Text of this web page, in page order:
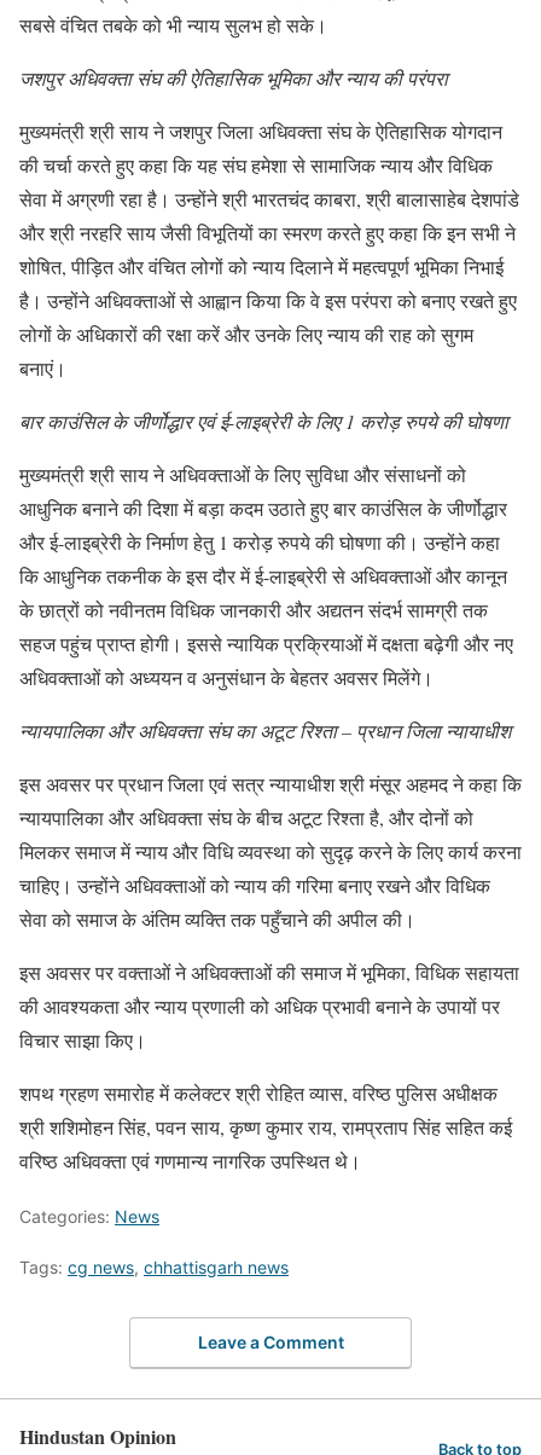
सबसे वंचित तबके को भी न्याय सुलभ हो सके।
जशपुर अधिवक्ता संघ की ऐतिहासिक भूमिका और न्याय की परंपरा
मुख्यमंत्री श्री साय ने जशपुर जिला अधिवक्ता संघ के ऐतिहासिक योगदान
की चर्चा करते हुए कहा कि यह संघ हमेशा से सामाजिक न्याय और विधिक
सेवा में अग्रणी रहा है। उन्होंने श्री भारतचंद काबरा, श्री बालासाहेब देशपांडे
और श्री नरहरि साय जैसी विभूतियों का स्मरण करते हुए कहा कि इन सभी ने
शोषित, पीड़ित और वंचित लोगों को न्याय दिलाने में महत्वपूर्ण भूमिका निभाई
है। उन्होंने अधिवक्ताओं से आह्वान किया कि वे इस परंपरा को बनाए रखते हुए
लोगों के अधिकारों की रक्षा करें और उनके लिए न्याय की राह को सुगम
बनाएं।
बार काउंसिल के जीर्णोद्धार एवं ई-लाइब्रेरी के लिए 1 करोड़ रुपये की घोषणा
मुख्यमंत्री श्री साय ने अधिवक्ताओं के लिए सुविधा और संसाधनों को
आधुनिक बनाने की दिशा में बड़ा कदम उठाते हुए बार काउंसिल के जीर्णोद्धार
और ई-लाइब्रेरी के निर्माण हेतु 1 करोड़ रुपये की घोषणा की। उन्होंने कहा
कि आधुनिक तकनीक के इस दौर में ई-लाइब्रेरी से अधिवक्ताओं और कानून
के छात्रों को नवीनतम विधिक जानकारी और अद्यतन संदर्भ सामग्री तक
सहज पहुंच प्राप्त होगी। इससे न्यायिक प्रक्रियाओं में दक्षता बढ़ेगी और नए
अधिवक्ताओं को अध्ययन व अनुसंधान के बेहतर अवसर मिलेंगे।
न्यायपालिका और अधिवक्ता संघ का अटूट रिश्ता – प्रधान जिला न्यायाधीश
इस अवसर पर प्रधान जिला एवं सत्र न्यायाधीश श्री मंसूर अहमद ने कहा कि
न्यायपालिका और अधिवक्ता संघ के बीच अटूट रिश्ता है, और दोनों को
मिलकर समाज में न्याय और विधि व्यवस्था को सुदृढ़ करने के लिए कार्य करना
चाहिए। उन्होंने अधिवक्ताओं को न्याय की गरिमा बनाए रखने और विधिक
सेवा को समाज के अंतिम व्यक्ति तक पहुँचाने की अपील की।
इस अवसर पर वक्ताओं ने अधिवक्ताओं की समाज में भूमिका, विधिक सहायता
की आवश्यकता और न्याय प्रणाली को अधिक प्रभावी बनाने के उपायों पर
विचार साझा किए।
शपथ ग्रहण समारोह में कलेक्टर श्री रोहित व्यास, वरिष्ठ पुलिस अधीक्षक
श्री शशिमोहन सिंह, पवन साय, कृष्ण कुमार राय, रामप्रताप सिंह सहित कई
वरिष्ठ अधिवक्ता एवं गणमान्य नागरिक उपस्थित थे।
Categories: News
Tags: cg news, chhattisgarh news
Leave a Comment
Hindustan Opinion Back to top